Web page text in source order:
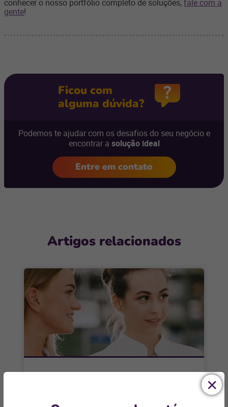
conhecer o nosso portfólio completo de soluções,fale com a
gente!
Ficou com
alguma dúvida?
Podemos te ajudar com os desafios do seu negócio e
encontrar a solução ideal
Entre em contato
Artigos relacionados